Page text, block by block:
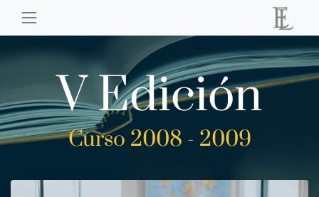
V Edición
Curso 2008 - 2009